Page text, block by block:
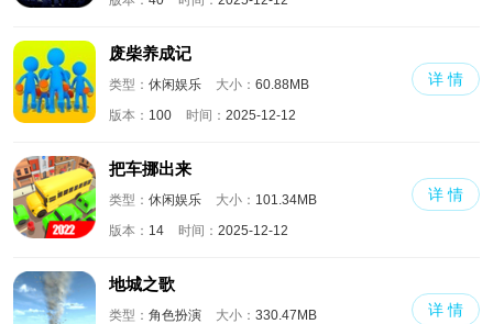
废柴养成记
类型： 休闲娱乐 大小： 60.88MB
版本： 100 时间： 2025-12-12
详 情
把车挪出来
类型： 休闲娱乐 大小： 101.34MB
版本： 14 时间： 2025-12-12
详 情
地城之歌
类型： 角色扮演 大小： 330.47MB
详 情